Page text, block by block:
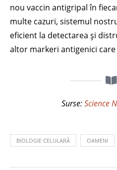
nou vaccin antigripal în
multe cazuri, sistemul
eficient la detectarea și
altor markeri antigenici
Surse:Science
BIOLOGIE CELULARĂ OAMENI